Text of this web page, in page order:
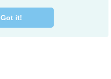
Got it!